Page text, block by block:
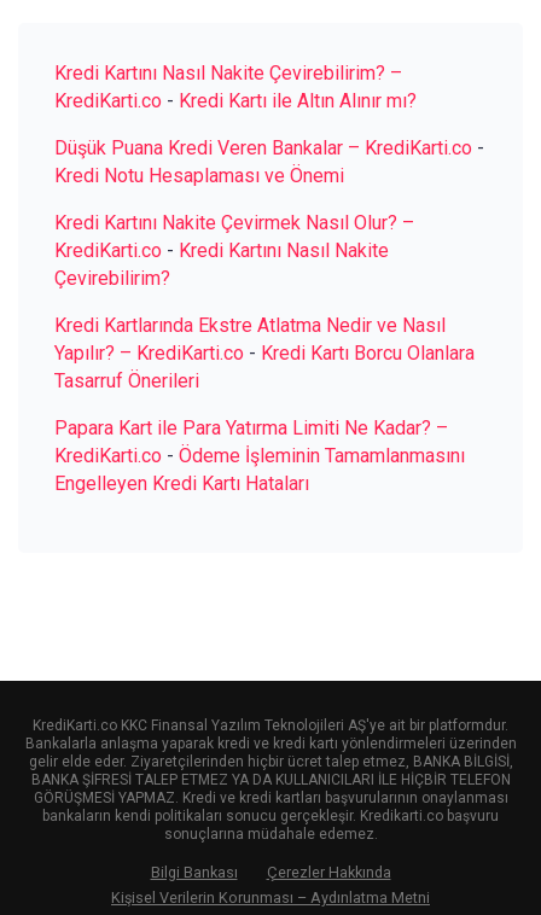
Kredi Kartını Nasıl Nakite Çevirebilirim? –
KrediKarti.co - Kredi Kartı ile Altın Alınır mı?
Düşük Puana Kredi Veren Bankalar – KrediKarti.co -
Kredi Notu Hesaplaması ve Önemi
Kredi Kartını Nakite Çevirmek Nasıl Olur? –
KrediKarti.co - Kredi Kartını Nasıl Nakite
Çevirebilirim?
Kredi Kartlarında Ekstre Atlatma Nedir ve Nasıl
Yapılır? – KrediKarti.co - Kredi Kartı Borcu Olanlara
Tasarruf Önerileri
Papara Kart ile Para Yatırma Limiti Ne Kadar? –
KrediKarti.co - Ödeme İşleminin Tamamlanmasını
Engelleyen Kredi Kartı Hataları
KrediKarti.co KKC Finansal Yazılım Teknolojileri AŞ'ye ait bir platformdur.
Bankalarla anlaşma yaparak kredi ve kredi kartı yönlendirmeleri üzerinden
gelir elde eder. Ziyaretçilerinden hiçbir ücret talep etmez, BANKA BİLGİSİ,
BANKA ŞİFRESİ TALEP ETMEZ YA DA KULLANICILARI İLE HİÇBİR TELEFON
GÖRÜŞMESİ YAPMAZ. Kredi ve kredi kartları başvurularının onaylanması
bankaların kendi politikaları sonucu gerçekleşir. Kredikarti.co başvuru
sonuçlarına müdahale edemez.
Bilgi Bankası
Çerezler Hakkında
Kişisel Verilerin Korunması – Aydınlatma Metni